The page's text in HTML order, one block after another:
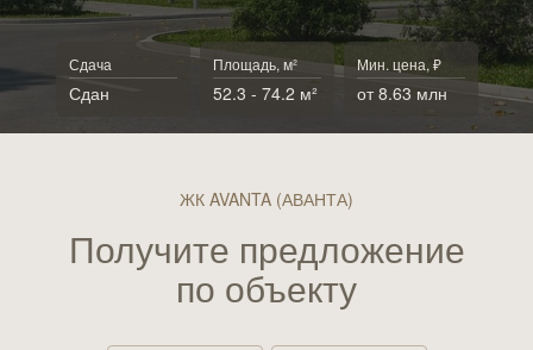
от 8.63 млн
Мин. цена, ₽
52.3 - 74.2 м²
Площадь, м²
Сдан
Сдача
ЖК AVANTA (АВАНТА)
Получите предложение
по объекту